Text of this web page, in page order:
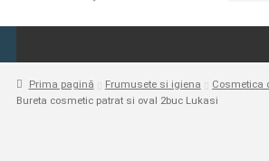
Prima pagină Frumusete si igiena Cosmetica
Bureta cosmetic patrat si oval 2buc Lukasi